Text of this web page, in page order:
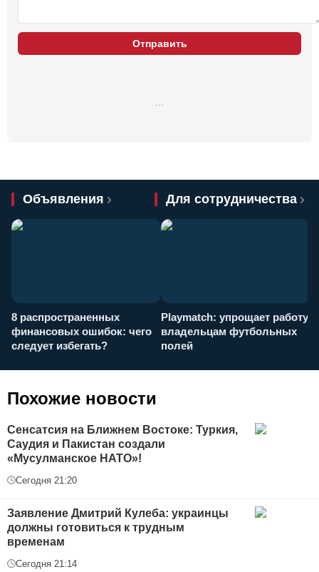
Отправить
Объявления Для сотрудничества
8 распространенных
финансовых ошибок: чего
следует избегать?
Playmatch: упрощает работу
владельцам футбольных
полей
Похожие новости
Сенсатсия на Ближнем Востоке: Туркия,
Саудия и Пакистан создали
«Мусулманское НАТО»!
Сегодня 21:20
Заявление Дмитрий Кулеба: украинцы
должны готовиться к трудным
временам
Сегодня 21:14